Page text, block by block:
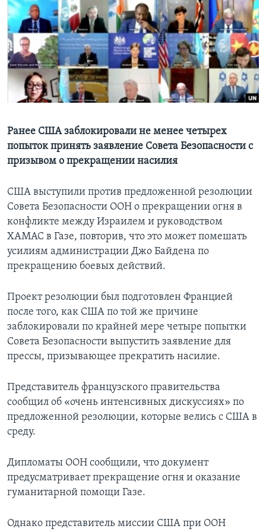
Learning English
СОЦИАЛЬНЫЕ СЕТИ
Ранее США заблокировали не менее четырех
попыток принять заявление Совета Безопасности с
призывом о прекращении насилия
США выступили против предложенной резолюции
Совета Безопасности ООН о прекращении огня в
конфликте между Израилем и руководством
ХАМАС в Газе, повторив, что это может помешать
усилиям администрации Джо Байдена по
прекращению боевых действий.
Проект резолюции был подготовлен Францией
после того, как США по той же причине
заблокировали по крайней мере четыре попытки
Совета Безопасности выпустить заявление для
прессы, призывающее прекратить насилие.
Представитель французского правительства
сообщил об «очень интенсивных дискуссиях» по
предложенной резолюции, которые велись с США в
среду.
Дипломаты ООН сообщили, что документ
предусматривает прекращение огня и оказание
гуманитарной помощи Газе.
Однако представитель миссии США при ООН